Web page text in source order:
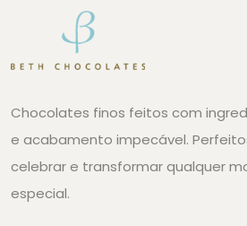
Chocolates finos feitos com
e acabamento impecável.
celebrar e transformar qualquer
especial.